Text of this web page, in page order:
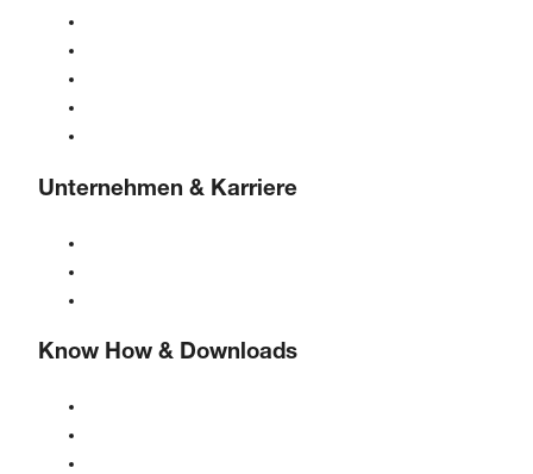
Unternehmen & Karriere
Know How & Downloads